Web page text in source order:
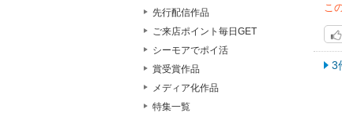
先行配信作品
ご来店ポイント毎日GET
シーモアでポイ活
賞受賞作品
メディア化作品
特集一覧
こ
3